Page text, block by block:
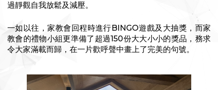
過靜觀自我放鬆及減壓。
一如以往，家教會回程時進行BINGO遊戲及大抽獎，而家
教會的禮物小組更準備了超過150份大大小小的獎品，務求
令大家滿載而歸，在一片歡呼聲中畫上了完美的句號。